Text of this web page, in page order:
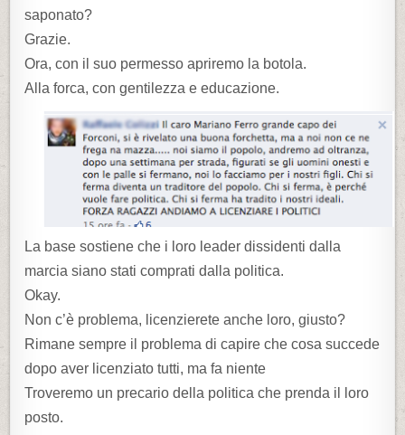
saponato?
Grazie.
Ora, con il suo permesso apriremo la botola.
Alla forca, con gentilezza e educazione.
La base sostiene che i loro leader dissidenti dalla
marcia siano stati comprati dalla politica.
Okay.
Non c’è problema, licenzierete anche loro, giusto?
Rimane sempre il problema di capire che cosa succede
dopo aver licenziato tutti, ma fa niente
Troveremo un precario della politica che prenda il loro
posto.